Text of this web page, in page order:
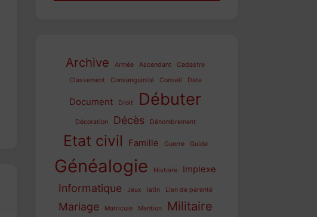
Archive Armée Ascendant
Cadastre
Classement
Consanguinité Conseil Date
Document Droit Débuter
Décoration Décès Dénombrement
Etat civil Famille Guerre Guide
Généalogie Histoire Implexe
Informatique Jeux latin Lien de parenté
Mariage Matricule Mention Militaire